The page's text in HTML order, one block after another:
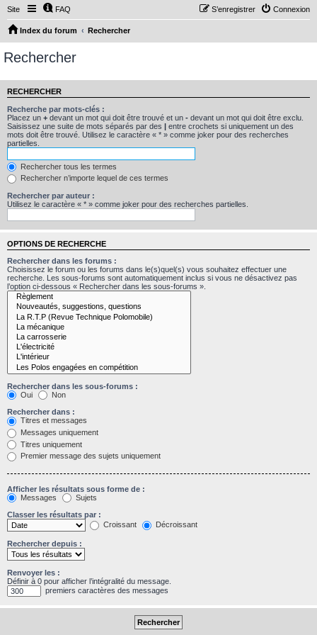
Site FAQ Connexion
S’enregistrer
Index du forum Rechercher
Rechercher
RECHERCHER
Recherche par mots-clés :
Placez un + devant un mot qui doit être trouvé et un - devant un mot qui doit être exclu.
Saisissez une suite de mots séparés par des | entre crochets si uniquement un des
mots doit être trouvé. Utilisez le caractère « * » comme joker pour des recherches
partielles.
Rechercher tous les termes
Rechercher n’importe lequel de ces termes
Rechercher par auteur :
Utilisez le caractère « * » comme joker pour des recherches partielles.
OPTIONS DE RECHERCHE
Rechercher dans les forums :
Choisissez le forum ou les forums dans le(s)quel(s) vous souhaitez effectuer une
recherche. Les sous-forums sont automatiquement inclus si vous ne désactivez pas
l’option ci-dessous « Rechercher dans les sous-forums ».
Rechercher dans les sous-forums :
Oui
Non
Rechercher dans :
Titres et messages
Messages uniquement
Titres uniquement
Premier message des sujets uniquement
Afficher les résultats sous forme de :
Messages
Sujets
Classer les résultats par :
Croissant
Décroissant
Rechercher depuis :
Renvoyer les :
Définir à 0 pour afficher l’intégralité du message.
premiers caractères des messages